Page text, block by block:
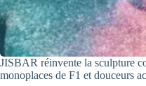
JISBAR réinvente la sculpture
monoplaces de F1 et douceurs